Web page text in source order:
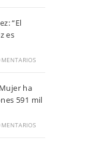
“El
es
ha
591 mil